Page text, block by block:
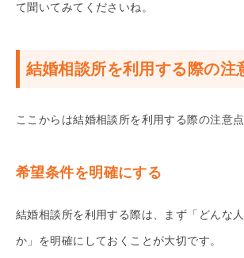
て聞いてみてくださいね。
結婚相談所を利用する際の注
ここからは結婚相談所を利用する際の注意点
希望条件を明確にする
結婚相談所を利用する際は、まず「どんな
か」を明確にしておくことが大切です。